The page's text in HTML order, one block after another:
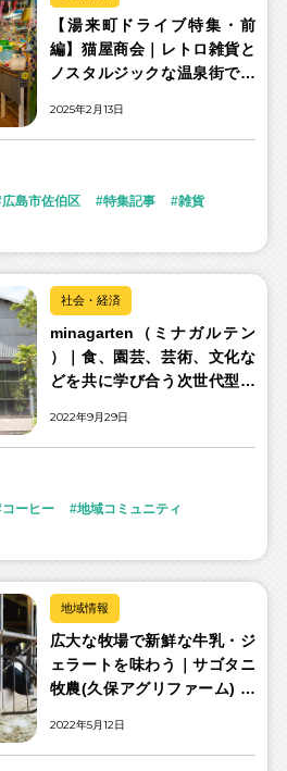
【湯来町ドライブ特集・前
編】猫屋商会｜レトロ雑貨と
ノスタルジックな温泉街で、
2025年2月13日
広島市佐伯区 特集記事 雑貨
社会・経済
minagarten（ミナガルテン
）｜食、園芸、芸術、文化な
どを共に学び合う次世代型コ
2022年9月29日
コーヒー
地域コミュニティ
地域情報
広大な牧場で新鮮な牛乳・ジ
ェラートを味わう｜サゴタニ
牧農(久保アグリファーム) 久
2022年5月12日